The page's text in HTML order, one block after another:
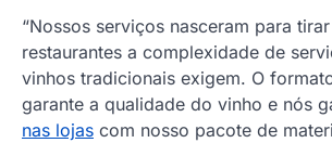
“Nossos serviços nasceram para
restaurantes a complexidade de
vinhos tradicionais exigem. O
garante a qualidade do vinho e nós
nas lojas com nosso pacote de